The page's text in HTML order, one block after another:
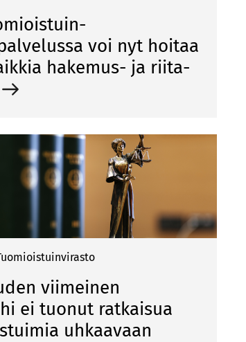
voi nyt hoitaa
hakemus- ja riita-
viimeinen
ei tuonut ratkaisua
uhkaavaan